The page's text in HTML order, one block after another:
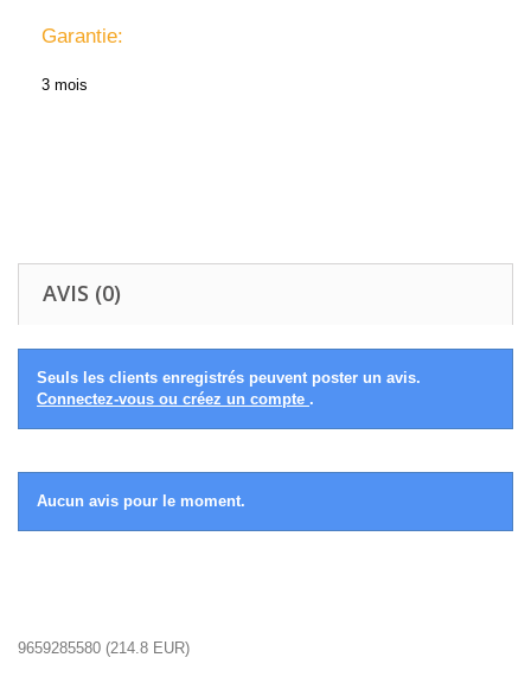
Garantie:
3 mois
AVIS (0)
Seuls les clients enregistrés peuvent poster un avis.
Connectez-vous ou créez un compte .
Aucun avis pour le moment.
9659285580 (214.8 EUR)